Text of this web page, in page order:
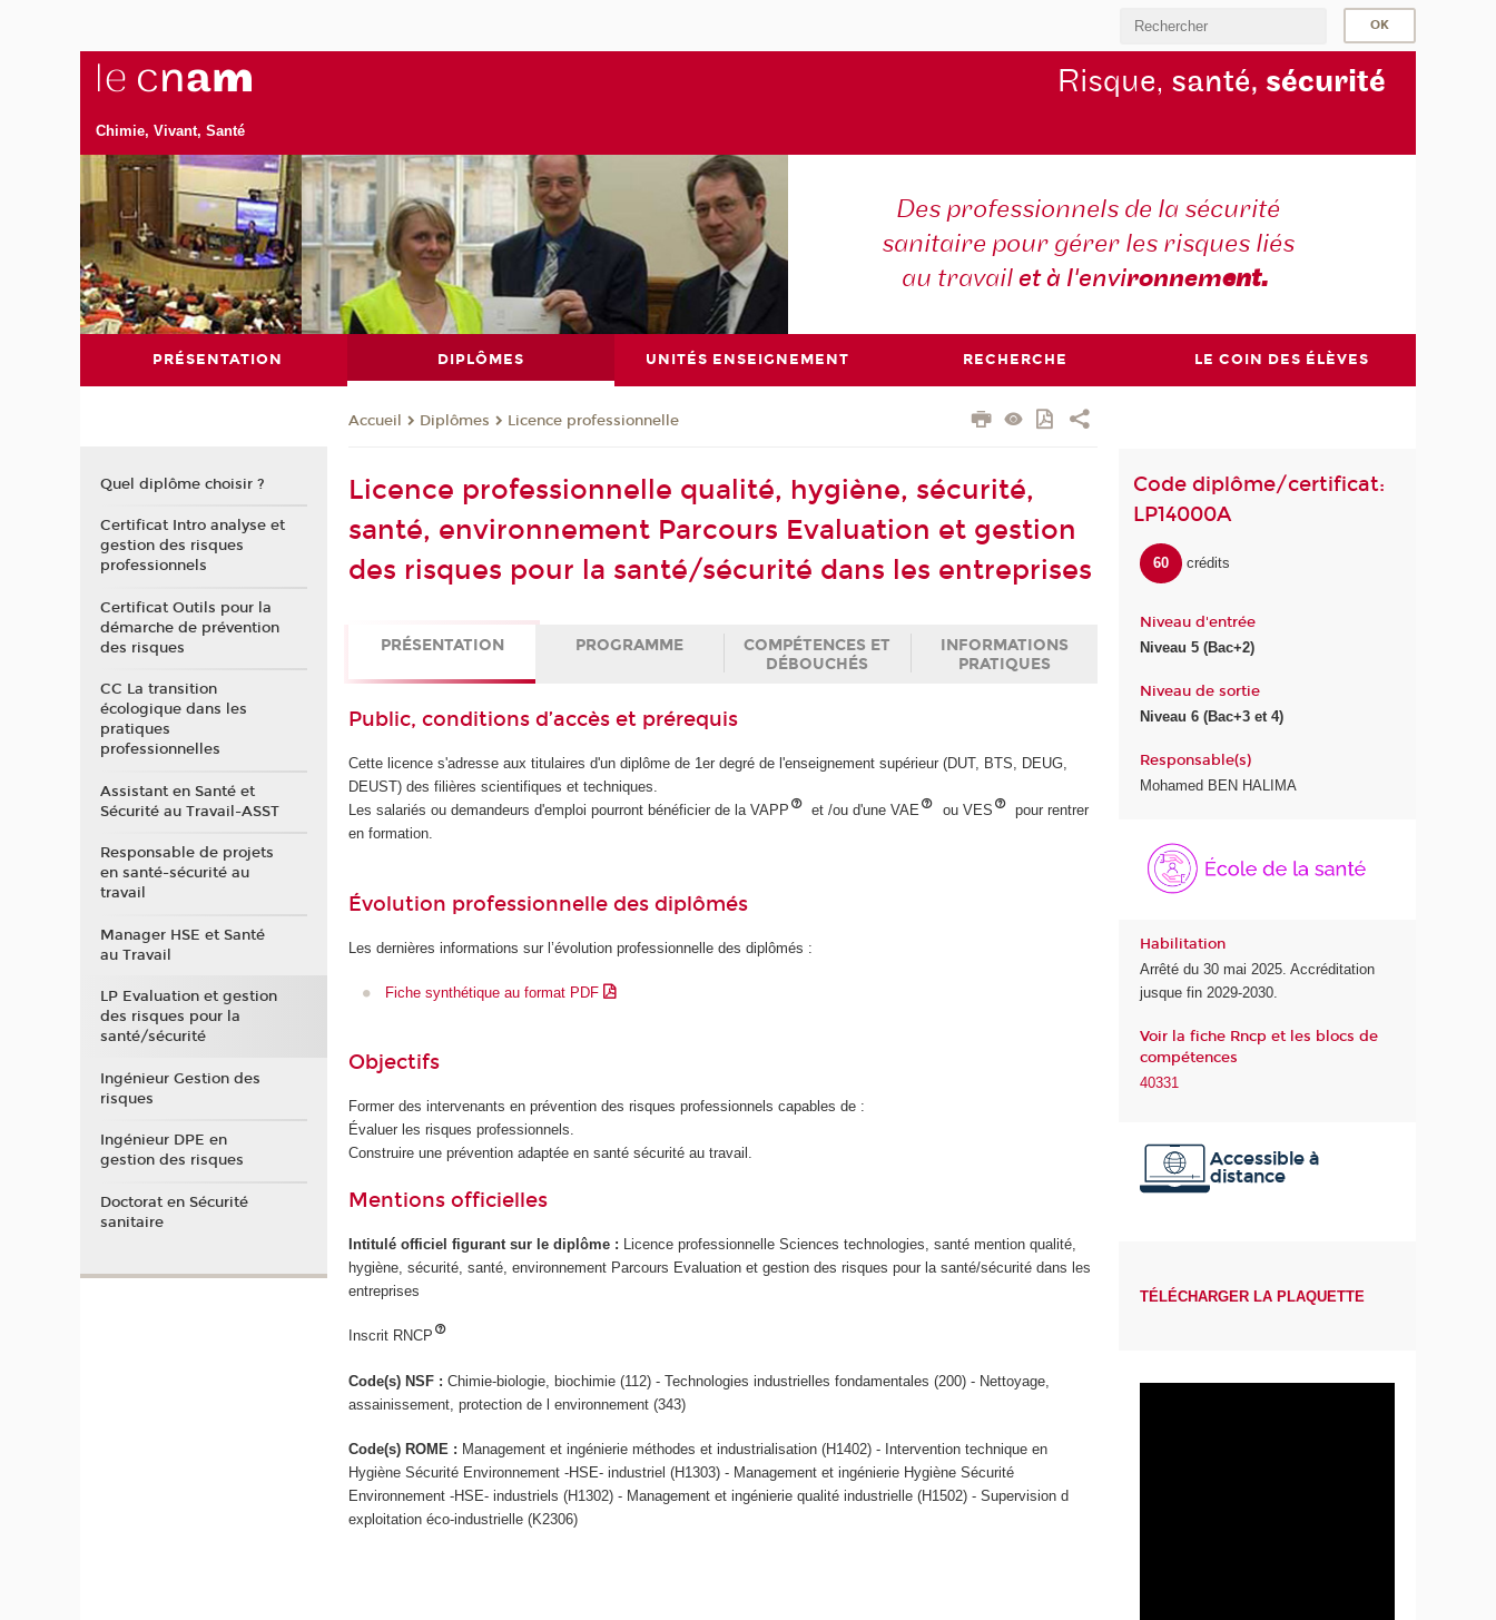
Chimie, Vivant, Santé
Risque, santé, sécurité
Des professionnels de la sécurité
sanitaire pour gérer les risques liés
au travailet à l'environnement.
PRÉSENTATION DIPLÔMES UNITÉS ENSEIGNEMENT RECHERCHE LE COIN DES ÉLÈVES
Accueil Diplômes Licence professionnelle
Licence professionnelle qualité, hygiène, sécurité,
santé, environnement Parcours Evaluation et gestion
des risques pour la santé/sécurité dans les entreprises
PRÉSENTATION PROGRAMME
COMPÉTENCES ET
DÉBOUCHÉS
INFORMATIONS
PRATIQUES
Public, conditions d’accès et prérequis
Cette licence s'adresse aux titulaires d'un diplôme de 1er degré de l'enseignement supérieur (DUT, BTS, DEUG,
DEUST) des filières scientifiques et techniques.
Les salariés ou demandeurs d'emploi pourront bénéficier de la VAPP
et /ou d'une VAE ou VES
pour rentrer
en formation.
Évolution professionnelle des diplômés
Les dernières informations sur l’évolution professionnelle des diplômés :
Fiche synthétique au format PDF
Objectifs
Former des intervenants en prévention des risques professionnels capables de :
Évaluer les risques professionnels.
Construire une prévention adaptée en santé sécurité au travail.
Mentions officielles
Intitulé officiel figurant sur le diplôme : Licence professionnelle Sciences technologies, santé mention qualité,
hygiène, sécurité, santé, environnement Parcours Evaluation et gestion des risques pour la santé/sécurité dans les
entreprises
Inscrit RNCP
Code(s) NSF :Chimie-biologie, biochimie (112) - Technologies industrielles fondamentales (200) - Nettoyage,
assainissement, protection de l environnement (343)
Code(s) ROME : Management et ingénierie méthodes et industrialisation (H1402) - Intervention technique en
Hygiène Sécurité Environnement -HSE- industriel (H1303) - Management et ingénierie Hygiène Sécurité
Environnement -HSE- industriels (H1302) - Management et ingénierie qualité industrielle (H1502) - Supervision d
exploitation éco-industrielle (K2306)
Code diplôme/certificat:
LP14000A
60 crédits
Niveau d'entrée
Niveau 5 (Bac+2)
Niveau de sortie
Niveau 6 (Bac+3 et 4)
Responsable(s)
Mohamed BEN HALIMA
Habilitation
Arrêté du 30 mai 2025. Accréditation
jusque fin 2029-2030.
Voir la fiche Rncp et les blocs de
compétences
40331
Accessible à
distance
TÉLÉCHARGER LA PLAQUETTE
Quel diplôme choisir ?
Certificat Intro analyse et
gestion des risques
professionnels
Certificat Outils pour la
démarche de prévention
des risques
CC La transition
écologique dans les
pratiques
professionnelles
Assistant en Santé et
Sécurité au Travail-ASST
Responsable de projets
en santé-sécurité au
travail
Manager HSE et Santé
au Travail
LP Evaluation et gestion
des risques pour la
santé/sécurité
Ingénieur Gestion des
risques
Ingénieur DPE en
gestion des risques
Doctorat en Sécurité
sanitaire